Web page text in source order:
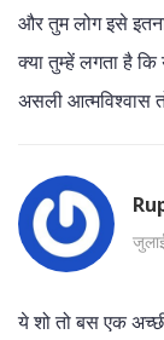
और तुम लोग इसे
क्या तुम्हें लगता है
असली आत्मविश्वास
ये शो तो बस एक